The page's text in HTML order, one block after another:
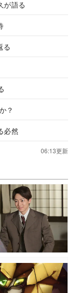
が語る
る
？
必然
06:13更新